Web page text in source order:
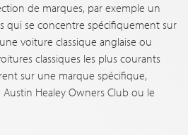
de marques, par exemple un
qui se concentre spécifiquement sur
voiture classique anglaise ou
classiques les plus courants
sur une marque spécifique,
Healey Owners Club ou le